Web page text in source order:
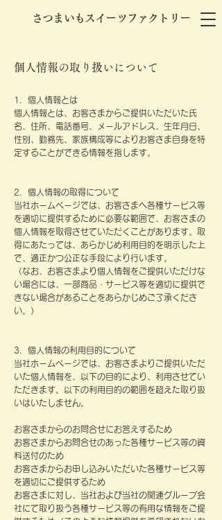
さつまいもスイーツファクトリー
個人情報の取り扱いについて
​1．個人情報とは
個人情報とは、お客さまからご提供いただいた氏
名、住所、電話番号、メールアドレス、生年月日、
性別、勤務先、家族構成等によりお客さま自身を特
定することができる情報を指します。
2．個人情報の取得について
当社ホームページでは、お客さまへ各種サービス等
を適切に提供するために必要な範囲で、お客さまの
個人情報を取得させていただくことがあります。取
得にあたっては、あらかじめ利用目的を明示した上
で、適正かつ公正な手段により行います。
（なお、お客さまより個人情報をご提供いただけな
い場合には、一部商品・サービス等を適切に提供で
きない場合があることをあらかじめご了承くださ
い。）
3．個人情報の利用目的について
当社ホームページでは、お客さまよりご提供いただ
いた個人情報を、以下の目的により、利用させてい
ただきます。以下の利用目的の範囲を超えた取り扱
いはいたしません。
お客さまからのお問合せにお答えするため
お客さまからお問合せのあった各種サービス等の資
料送付のため
お客さまからお申し込みいただいた各種サービス等
を適切にご提供するため
お客さまに対し、当社および当社の関連グループ会
社にて取り扱う各種サービス等の有用な情報をご提